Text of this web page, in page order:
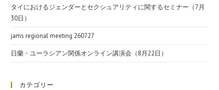
タイにおけるジェンダーとセクシュアリティに関するセミナー（7月
30日）
jams regional meeting 260727
日蘭・ユーラシアン関係オンライン講演会（8月22日）
カテゴリー